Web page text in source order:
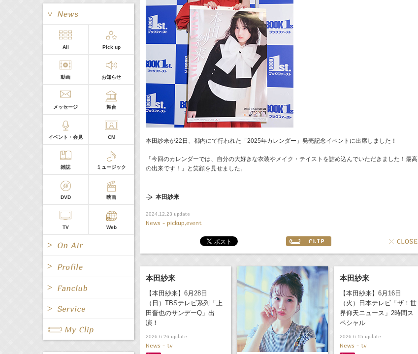
> More
本田紗来が22日、都内にて行われた「2025年カレンダー」発売記念イベントに出席しました！
「今回のカレンダーでは、自分の大好きな衣装やメイク・テイストを詰め込んでいただきました！最高
の出来です！」と笑顔を見せました。
本田紗来
2024.12.23 update
News - pickup,event
本田紗来
【本田紗来】6月28日
（日）TBSテレビ系列「上
田晋也のサンデーQ」出
演！
2026.6.26 update
News - tv
本田紗来
【本田紗来】6月16日
（火）日本テレビ「ザ！世
界仰天ニュース」2時間ス
ペシャル
2026.6.15 update
News - tv
All Pick up
動画 お知らせ
メッセージ 舞台
イベント・会見 CM
雑誌 ミュージック
DVD 映画
TV Web
Radio
All 女優/タレント
グループ
All Fanclub Page
All 関連事業
本日の出演
５０音順